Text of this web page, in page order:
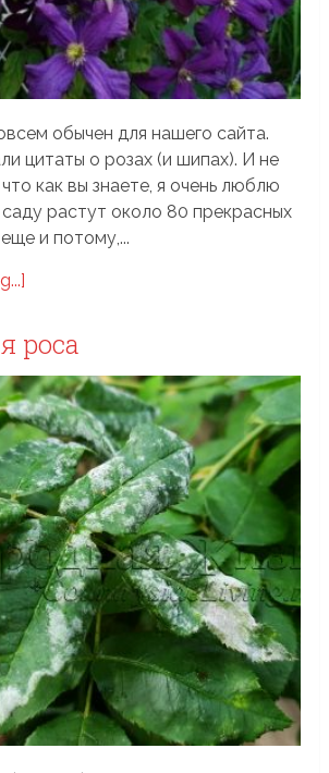
обычен для нашего сайта.
цитаты о розах (и шипах). И не
как вы знаете, я очень люблю
растут около 80 прекрасных
и потому,...
роса